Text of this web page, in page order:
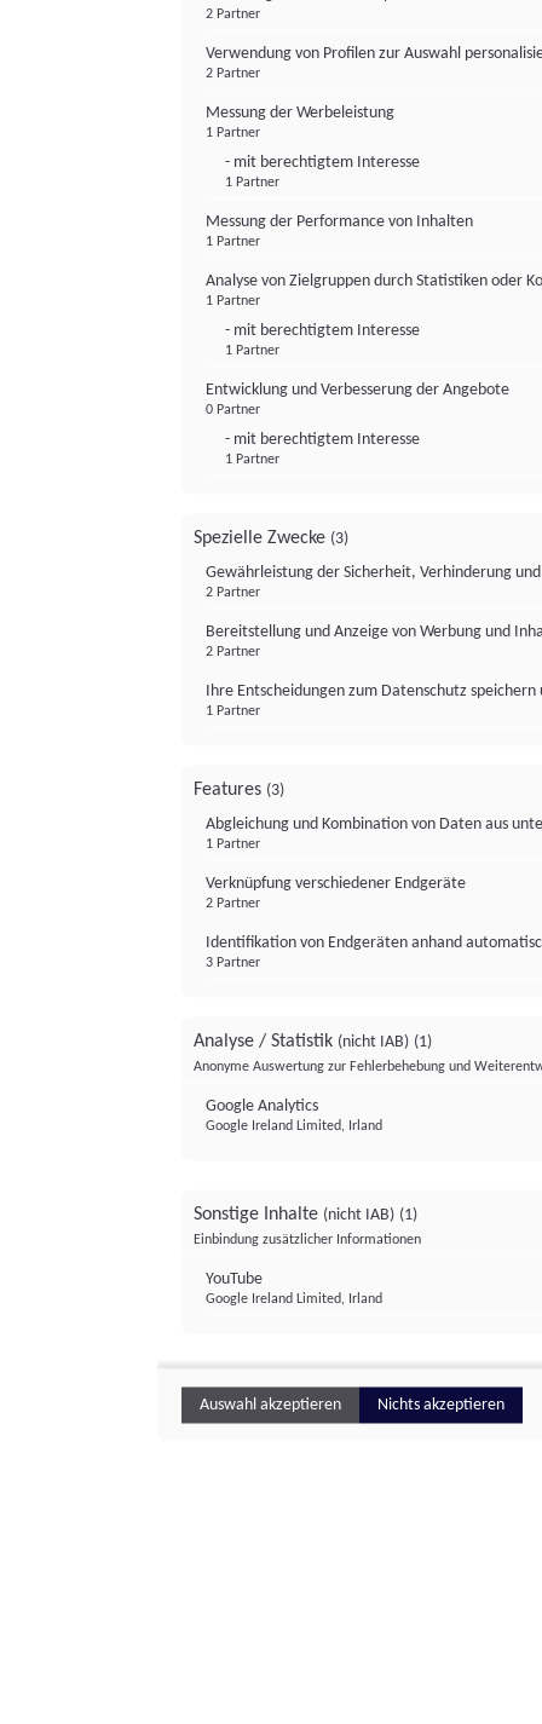
2 Partner
Verwendung von Profilen zur Auswahl
2 Partner
Messung der Werbeleistung
1 Partner
- mit berechtigtem Interesse
1 Partner
Messung der Performance von Inhalten
1 Partner
Analyse von Zielgruppen durch Statistiken oder
1 Partner
- mit berechtigtem Interesse
1 Partner
Entwicklung und Verbesserung der Angebote
0 Partner
- mit berechtigtem Interesse
1 Partner
Spezielle Zwecke (3)
Gewährleistung der Sicherheit, Verhinderung
2 Partner
Bereitstellung und Anzeige von Werbung und
2 Partner
Ihre Entscheidungen zum Datenschutz
1 Partner
Features (3)
Abgleichung und Kombination von Daten aus
1 Partner
Verknüpfung verschiedener Endgeräte
2 Partner
Identifikation von Endgeräten anhand
3 Partner
Analyse / Statistik (nicht IAB) (1)
Anonyme Auswertung zur Fehlerbehebung und
Google Analytics
Google Ireland Limited, Irland
Sonstige Inhalte (nicht IAB) (1)
Einbindung zusätzlicher Informationen
YouTube
Google Ireland Limited, Irland
Auswahl akzeptieren Nichts akzeptieren